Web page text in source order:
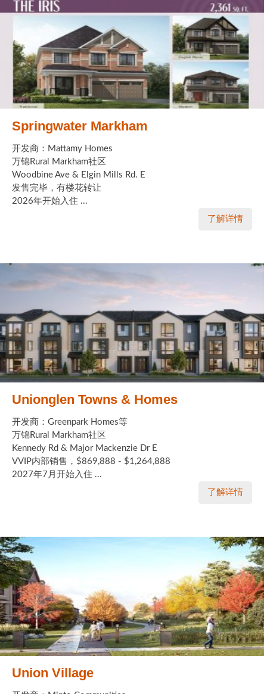
Springwater Markham
开发商：Mattamy Homes
万锦Rural Markham社区
Woodbine Ave & Elgin Mills Rd. E
发售完毕，有楼花转让
2026年开始入住 ...
了解详情
Unionglen Towns & Homes
开发商：Greenpark Homes等
万锦Rural Markham社区
Kennedy Rd & Major Mackenzie Dr E
VVIP内部销售，$869,888 - $1,264,888
2027年7月开始入住 ...
了解详情
Union Village